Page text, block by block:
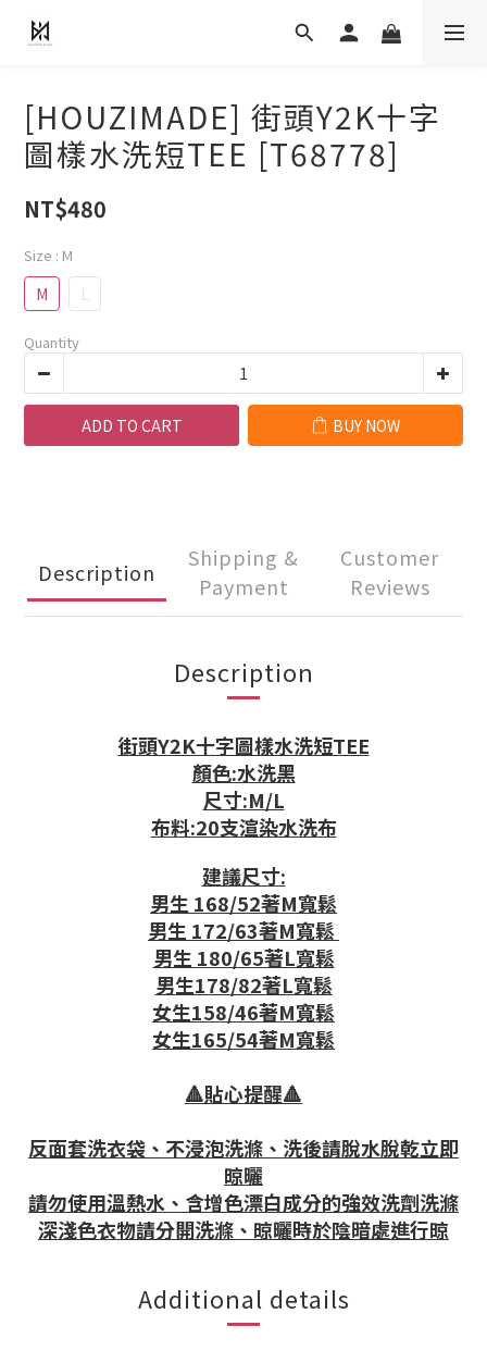
[HOUZIMADE] 街頭Y2K十字
圖樣水洗短TEE [T68778]
NT$480
Size : M
M L
Quantity
ADD TO CART BUY NOW
Description
Shipping &
Payment
Customer
Reviews
Description
街頭Y2K十字圖樣水洗短TEE
顏色:水洗黑
尺寸:M/L
布料:20支渲染水洗布
建議尺寸:
男生 168/52著M寬鬆
男生 172/63著M寬鬆
男生 180/65著L寬鬆
男生178/82著L寬鬆
女生158/46著M寬鬆
女生165/54著M寬鬆
🔺貼心提醒🔺
反面套洗衣袋、不浸泡洗滌、洗後請脫水脫乾立即
晾曬
請勿使用溫熱水、含增色漂白成分的強效洗劑洗滌
深淺色衣物請分開洗滌、晾曬時於陰暗處進行晾
Additional details